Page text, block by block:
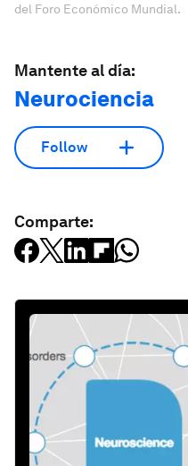
del Foro Económico Mundial.
Mantente al día:
Neurociencia
Follow
Comparte: